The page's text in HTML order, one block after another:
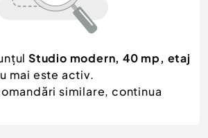
arta
- Remorci
Studio modern, 40 mp, etaj
mai este activ.
similare, continua